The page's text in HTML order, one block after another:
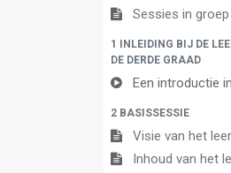
Sessies in groep
1 INLEIDING BIJ DE
DE DERDE GRAAD
Een introductie in de nieuwe
2 BASISSESSIE
Visie van het
Inhoud van het